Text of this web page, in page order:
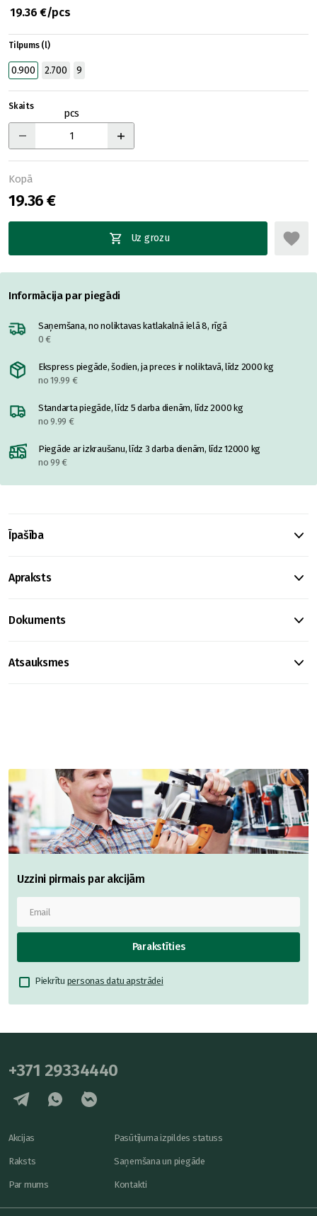
19.36 €/pcs
Tilpums (l)
0.900 2.700 9
Skaits
pcs
Kopā
19.36 €
Uz grozu
Informācija par piegādi
Saņemšana, no noliktavas katlakalnā ielā 8, rīgā
0 €
Ekspress piegāde, šodien, ja preces ir noliktavā, līdz 2000 kg
no 19.99 €
Standarta piegāde, līdz 5 darba dienām, līdz 2000 kg
no 9.99 €
Piegāde ar izkraušanu, līdz 3 darba dienām, līdz 12000 kg
no 99 €
Īpašība
Apraksts
Dokuments
Atsauksmes
Uzzini pirmais par akcijām
Parakstīties
Piekrītu personas datu apstrādei
+371 29334440
Akcijas
Raksts
Par mums
Pasūtījuma izpildes statuss
Saņemšana un piegāde
Kontakti